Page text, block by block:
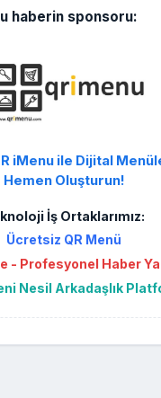
haberin sponsoru:
iMenu ile Dijital
Hemen Oluşturun!
İş Ortaklarımız:
Ücretsiz QR Menü
- Profesyonel Haber
Nesil Arkadaşlık